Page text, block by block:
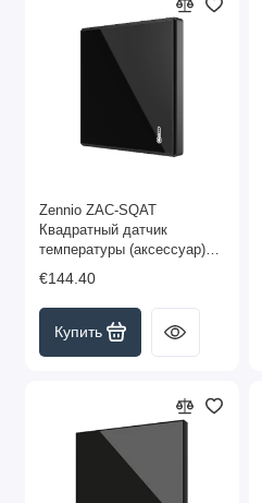
Zennio ZAC-SQAT
Квадратный датчик
температуры (аксессуар)
SQ-AmbienT, цвет чёрный
арт. ZAC-SQAT-A
€144.40
Купить